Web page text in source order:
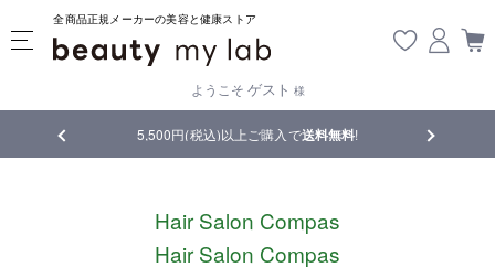
全商品正規メーカーの美容と健康ストア
ようこそ ゲスト 様
5,500円(税込)以上ご購入で送料無料! 【重要】
Hair Salon Compas
Hair Salon Compas